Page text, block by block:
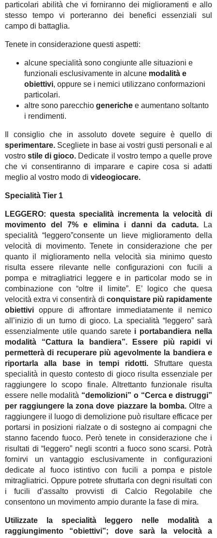
particolari abilità che vi forniranno dei miglioramenti e allo
stesso tempo vi porteranno dei benefici essenziali sul
campo di battaglia.
Tenete in considerazione questi aspetti:
alcune specialità sono congiunte alle situazioni e
funzionali esclusivamente in alcune modalità e
obiettivi, oppure se i nemici utilizzano conformazioni
particolari.
altre sono parecchio generiche e aumentano soltanto
i rendimenti.
Il consiglio che in assoluto dovete seguire è quello di
sperimentare. Scegliete in base ai vostri gusti personali e al
vostrostile di gioco. Dedicate il vostro tempo a quelle prove
che vi consentiranno di imparare e capire cosa si adatti
meglio al vostro modo di videogiocare.
Specialità Tier 1
LEGGERO: questa specialità incrementa la velocità di
movimento del 7% e elimina i danni da caduta.La
specialità “leggero”consente un lieve miglioramento della
velocità di movimento. Tenete in considerazione che per
quanto il miglioramento nella velocità sia minimo questo
risulta essere rilevante nelle configurazioni con fucili a
pompa e mitragliatrici leggere e in particolar modo se in
combinazione con “oltre il limite”. E’ logico che quesa
velocità extra vi consentirà di conquistare più rapidamente
obiettivi oppure di affrontare immediatamente il nemico
all’inizio di un turno di gioco. La specialità “leggero” sarà
essenzialmente utile quando sarete i portabandiera nella
modalità “Cattura la bandiera”.
Essere più rapidi vi
permetterà di recuperare più agevolmente la bandiera e
riportarla alla base in tempi ridotti. Sfruttare questa
specialità in questo contesto di gioco risulta essenziale per
raggiungere lo scopo finale. Altrettanto funzionale risulta
essere nelle modalità “demolizioni” o “Cerca e distruggi”
per raggiungere la zona dove piazzare la bomba.Oltre a
raggiungere il luogo di demolizione può risultare efficace per
portarsi in posizioni rialzate o di sostegno ai compagni che
stanno facendo fuoco. Però tenete in considerazione che i
risultati di “leggero” negli scontri a fuoco sono scarsi. Potrà
fornirvi un vantaggio esclusivamente in configurazioni
dedicate al fuoco istintivo con fucili a pompa e pistole
mitragliatrici. Oppure potrete sfruttarla con degni risultati con
i fucili d’assalto provvisti di Calcio Regolabile che
consentono un movimento ampio durante la fase di mira.
Utilizzate la specialità leggero nelle modalità a
raggiungimento “obiettivi”;
dove sarà la velocità a